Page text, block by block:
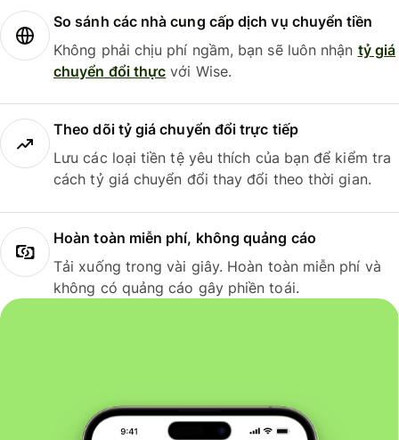
So sánh các nhà cung cấp dịch vụ chuyển tiền
Không phải chịu phí ngầm, bạn sẽ luôn nhận tỷ giá
chuyển đổi thực với Wise.
Theo dõi tỷ giá chuyển đổi trực tiếp
Lưu các loại tiền tệ yêu thích của bạn để kiểm tra
cách tỷ giá chuyển đổi thay đổi theo thời gian.
Hoàn toàn miễn phí, không quảng cáo
Tải xuống trong vài giây. Hoàn toàn miễn phí và
không có quảng cáo gây phiền toái.